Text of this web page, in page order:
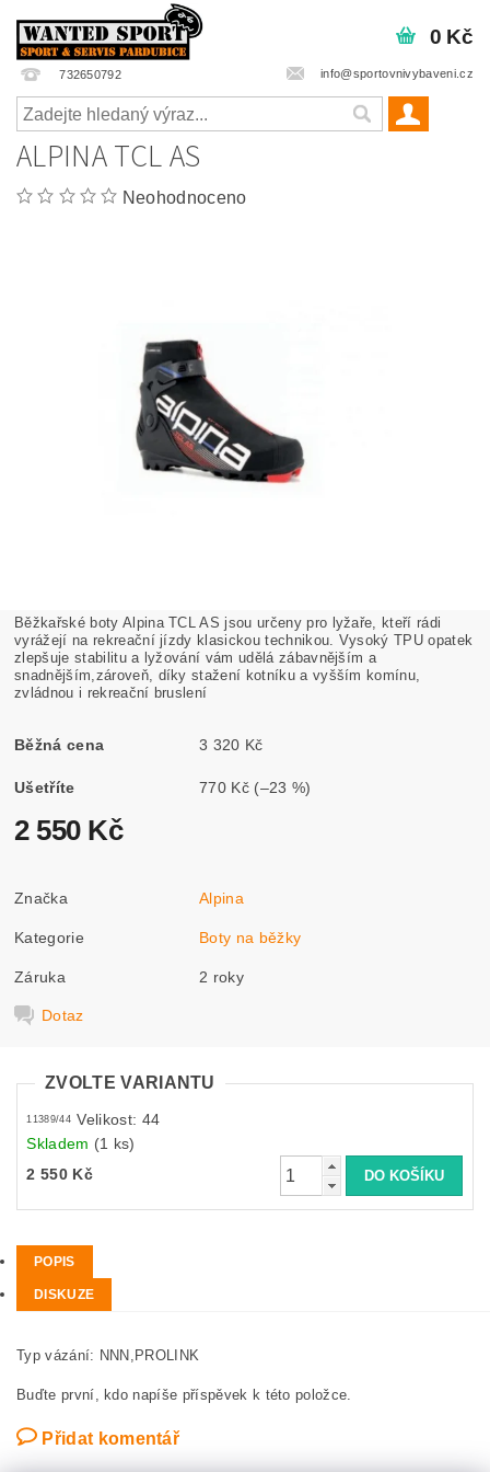
732650792 info@sportovnivybaveni.cz
0 Kč
ALPINA TCL AS
Neohodnoceno
Běžkařské boty Alpina TCL AS jsou určeny pro lyžaře, kteří rádi
vyrážejí na rekreační jízdy klasickou technikou. Vysoký TPU opatek
zlepšuje stabilitu a lyžování vám udělá zábavnějším a
snadnějším,zároveň, díky stažení kotníku a vyšším komínu,
zvládnou i rekreační bruslení
Běžná cena 3 320 Kč
Ušetříte 770 Kč (–23 %)
2 550 Kč
Značka Alpina
Kategorie Boty na běžky
Záruka 2 roky
Dotaz
ZVOLTE VARIANTU
11389/44 Velikost: 44
Skladem (1 ks)
2 550 Kč
POPIS
DISKUZE
Typ vázání: NNN,PROLINK
Buďte první, kdo napíše příspěvek k této položce.
Přidat komentář